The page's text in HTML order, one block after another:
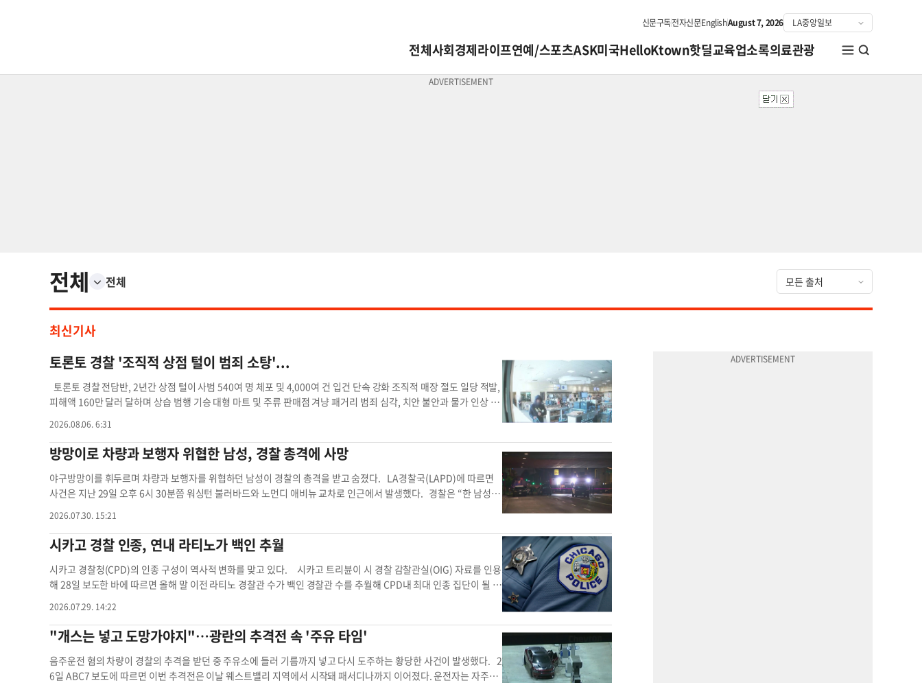
신문구독전자신문EnglishAugust 7, 2026
전체사회경제라이프연예/스포츠ASK미국HelloKtown핫딜교육업소록의료관광
전체 전체
최신기사
토론토 경찰 '조직적 상점 털이 범죄 소탕'...
토론토 경찰 전담반, 2년간 상점 털이 사범 540여 명 체포 및 4,000여 건 입건 단속 강화 조직적 매장 절도 일당 적발,
피해액 160만 달러 달하며 상습 범행 기승 대형 마트 및 주류 판매점 겨냥 패거리 범죄 심각, 치안 불안과 물가 인상 유
나섰다. 경찰은 지난 2년간 전담 수사팀을 가동한 결과 500명이 넘는 피의자를 체포하고 4,000건 이상의 혐의를 적용
해 법원에 제출했다고 밝혔다. 이번 단속은 노스에토비코 지역을 중심으로 기승을 부리던 무더기 매장 절도 사건을 근
절하기 위해 기획됐다. 2년간 540여 명 체포... 피해액 160만 달러 돌파 토론토 경찰청 23분과 수사팀은 조직적 상
점 털이 수사 전담반을 설치한 이래 현재까지 총 546명을 체포하고 4,033건의 혐의로 입건했다고 발표했다. 경찰 추
산에 따르면 이들 일당이 도적질한 물품의 총가치는 160만 달러를 웃돈다. 단일 사건 수사 중 하나에서는 피의자 20명
범이 아니며 약 260명은 반복적으로 매장 절도를 저질러 온 상습범"이라며 "이들은 절도품을 다시 유통하는 대형 조
직범죄 네트워크와 긴밀히 연계되어 있다"고 설명했다. 주류 판매점과 약국 집단 침입... 최루스프레이 동원까지
경찰이 공개한 단속 영상에는 마스크를 쓴 일당이 주류 판매점(LCBO)에 대형 가방과 여행가방을 들고 들어가 양주를
쓸어 담는 모습이 담겼다. 다른 영상에서는 대형 마트 주차장에서 장물로 의심되는 물품을 차에 싣다가 제지하는 직원
과 시민을 향해 최루스프레이를 분사하는 위험천만한 모습도 포착됐다. 마이런 덤큐 토론토 경찰청장은 기자회견에
또 다른 불법 활동의 자금줄로 유입되고 있어 엄정 조치가 불가피하다"고 강조했다. 지역 상권 보호와 사법 제도 개선
의 과제 상점 털이는 단순한 생계형 범죄를 넘어 지역 사회의 안전을 위협하고 소비자 물가 상승을 부추기는 사회적
악재다. 유통업계가 피해를 보전하기 위해 제품 가격을 인상하면 그 부담은 결국 고스란히 일반 시민들에게 돌아가기
때문이다. 이번 경찰의 집중 단속은 현장 대응력을 높였다는 점에서 의미가 크지만, 재범률이 높은 만큼 보석 제도와
처벌 기준에 대한 사법적 보완책이 병행되어야 한다. 치안 당국과 유통업계, 사법 기관이 유기적으로 협력하여 반복되
2026.08.06. 6:31
방망이로 차량과 보행자 위협한 남성, 경찰 총격에 사망
야구방망이를 휘두르며 차량과 보행자를 위협하던 남성이 경찰의 총격을 받고 숨졌다. LA경찰국(LAPD)에 따르면
사건은 지난 29일 오후 6시 30분쯤 워싱턴 불러바드와 노먼디 애비뉴 교차로 인근에서 발생했다. 경찰은 “한 남성이
이 현장에 도착했을 때 용의자는 노먼디 애비뉴를 따라 남쪽으로 이동해 10번 프리웨이 진입로 아래에 있었다. LAP
D는 경찰관들이 야구방망이를 든 용의자와 대치하는 과정에서 총기를 발사했으며, 용의자는 총상을 입고 병원으로
이송됐지만 결국 숨졌다고 밝혔다. 경찰은 총격이 발생한 구체적인 경위나 경찰관들이 총기를 사용하게 된 이유는 공
개하지 않았다. 용의자의 신원은 아직 확인되지 않았으며, 이번 사건으로 다른 부상자는 발생하지 않았다. 경찰은 현
장에서 야구방망이를 증거물로 확보했으며, 경찰 총격 사건에 대한 내부 조사를 진행 중이다. 온라인 속보팀경찰 타운
2026.07.30. 15:21
시카고 경찰 인종, 연내 라티노가 백인 추월
시카고 경찰청(CPD)의 인종 구성이 역사적 변화를 맞고 있다. 시카고 트리뷴이 시 경찰 감찰관실(OIG) 자료를 인용
해 28일 보도한 바에 따르면 올해 말 이전 라티노 경찰관 수가 백인 경찰관 수를 추월해 CPD내 최대 인종 집단이 될 전
7년 8월 6천217명에 비해 크게 감소했다. 반면 라티노 경관은 같은 기간 40% 이상 증가해 4천158명을 기록했다. 흑
인 경관은 약 2천300명으로 전체의 20% 가량을 차지하며 최근 10년간 큰 변화없이 유지되고 있다. 전문가들은 이
러한 변화가 시카고 전체 인구 구성 변화와 맞물린 결과라고 분석했다. 시카고 일리노이대(UIC) 정치학과 교수를 지낸
딕 심슨 박사는 “시카고는 역사적으로 백인 경관이 절대 다수였으나, 라티노 인구 증가와 함께 공공기관의 구성도 변
화하고 있다”고 설명했다. 라티노 경관 증가 추세는 신규 채용에서 두드러지고 있다. 현재 경찰학교 훈련생 328명 가
2026.07.29. 14:22
"개스는 넣고 도망가야지"…광란의 추격전 속 '주유 타임'
음주운전 혐의 차량이 경찰의 추격을 받던 중 주유소에 들러 기름까지 넣고 다시 도주하는 황당한 사건이 발생했다. 2
6일 ABC7 보도에 따르면 이번 추격전은 이날 웨스트밸리 지역에서 시작돼 패서디나까지 이어졌다. 운전자는 자주색